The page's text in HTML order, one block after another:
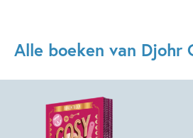
Alle boeken van Djohr